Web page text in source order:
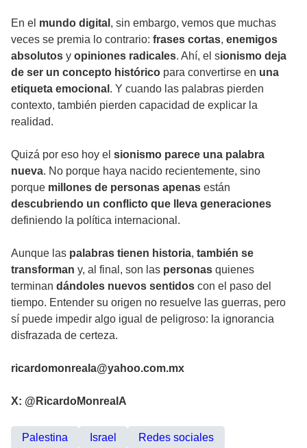
En el mundo digital , sin embargo, vemos que muchas
veces se premia lo contrario: frases cortas, enemigos
absolutos y opiniones radicales. Ahí, el sionismo deja
de ser un concepto histórico para convertirse en una
etiqueta emocional . Y cuando las palabras pierden
contexto, también pierden capacidad de explicar la
realidad.
Quizá por eso hoy el sionismo parece una palabra
nueva. No porque haya nacido recientemente, sino
porque millones de personas apenas están
descubriendo un conflicto que lleva generaciones
definiendo la política internacional.
Aunque las palabras tienen historia, también se
transforman y, al final, son las personas quienes
terminan dándoles nuevos sentidos con el paso del
tiempo. Entender su origen no resuelve las guerras, pero
sí puede impedir algo igual de peligroso: la ignorancia
disfrazada de certeza.
ricardomonreala@yahoo.com.mx
X: @RicardoMonrealA
Palestina Israel Redes sociales